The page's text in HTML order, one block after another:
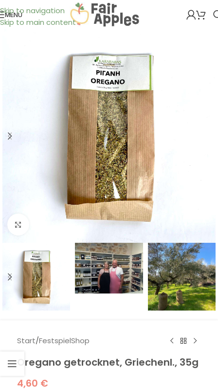
Skip to navigation
Skip to main content
MENÜ
Start/FestspielShop
Oregano getrocknet, Griechenl., 35g
4,60 €